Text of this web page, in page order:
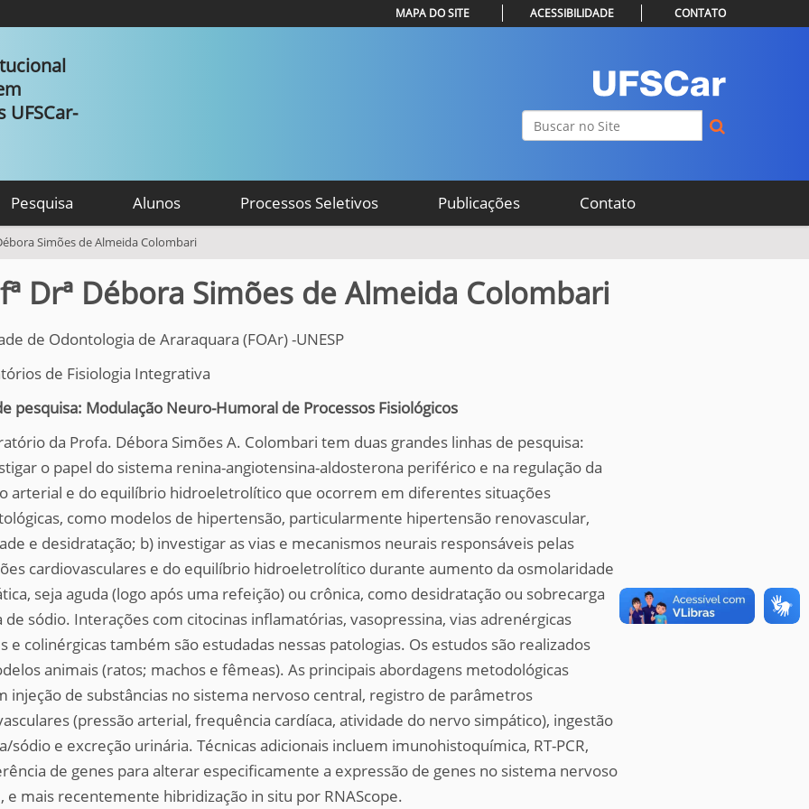
UFSCar-
Busca
MAPA DO SITE ACESSIBILIDADE CONTATO
Pesquisa Alunos Processos Seletivos Publicações Contato
Simões de Almeida Colombari
Drª Débora Simões de Almeida Colombari
de Odontologia de Araraquara (FOAr) -UNESP
de Fisiologia Integrativa
pesquisa: Modulação Neuro-Humoral de Processos Fisiológicos
da Profa. Débora Simões A. Colombari tem duas grandes linhas de pesquisa:
o papel do sistema renina-angiotensina-aldosterona periférico e na regulação da
arterial e do equilíbrio hidroeletrolítico que ocorrem em diferentes situações
como modelos de hipertensão, particularmente hipertensão renovascular,
e desidratação; b) investigar as vias e mecanismos neurais responsáveis pelas
cardiovasculares e do equilíbrio hidroeletrolítico durante aumento da osmolaridade
seja aguda (logo após uma refeição) ou crônica, como desidratação ou sobrecarga
de sódio. Interações com citocinas inflamatórias, vasopressina, vias adrenérgicas
e colinérgicas também são estudadas nessas patologias. Os estudos são realizados
animais (ratos; machos e fêmeas). As principais abordagens metodológicas
injeção de substâncias no sistema nervoso central, registro de parâmetros
(pressão arterial, frequência cardíaca, atividade do nervo simpático), ingestão
sódio e excreção urinária. Técnicas adicionais incluem imunohistoquímica, RT-PCR,
de genes para alterar especificamente a expressão de genes no sistema nervoso
e mais recentemente hibridização in situ por RNAScope.